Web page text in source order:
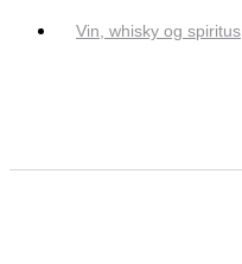
Vin, whisky og spiritus